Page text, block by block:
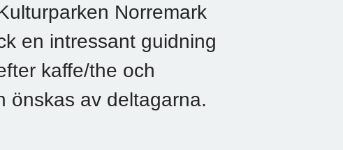
Norremark
en intressant guidning
kaffe/the och
önskas av deltagarna.